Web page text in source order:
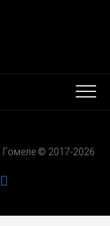
Гомеле © 2017-2026